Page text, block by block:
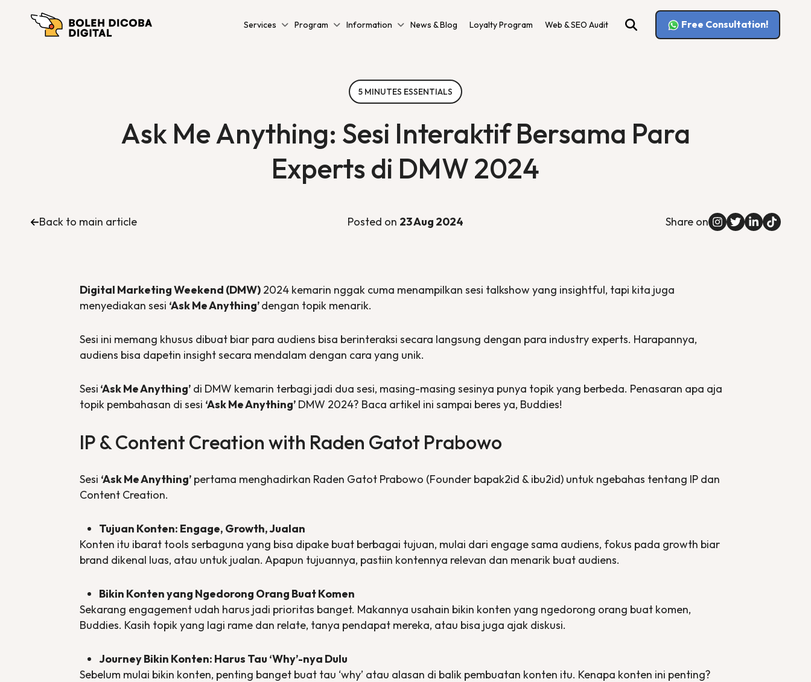
Services Program Information News & Blog Loyalty Program Web & SEO Audit Free Consultation!
5 MINUTES ESSENTIALS
Ask Me Anything: Sesi Interaktif Bersama Para
Experts di DMW 2024
Back to main article Posted on 23 Aug 2024 Share on
Digital Marketing Weekend (DMW) 2024 kemarin nggak cuma menampilkan sesi talkshow yang insightful, tapi kita juga
menyediakan sesi ‘Ask Me Anything’dengan topik menarik.
Sesi ini memang khusus dibuat biar para audiens bisa berinteraksi secara langsung dengan para industry experts. Harapannya,
audiens bisa dapetin insightsecara mendalam dengan cara yang unik.
Sesi ‘Ask Me Anything’ di DMW kemarin terbagi jadi dua sesi, masing-masing sesinya punya topik yang berbeda. Penasaran apa aja
topik pembahasan di sesi ‘Ask Me Anything’ DMW 2024? Baca artikel ini sampai beres ya, Buddies!
IP &Content Creation with Raden Gatot Prabowo
Sesi ‘Ask Me Anything’ pertama menghadirkan Raden Gatot Prabowo (Founder bapak2id & ibu2id) untuk ngebahas tentang IP dan
Content Creation.
Tujuan Konten: Engage, Growth, Jualan
Konten itu ibarat tools serbaguna yang bisa dipake buat berbagai tujuan, mulai dari engagesama audiens, fokus pada growth biar
brand dikenal luas, atau untuk jualan. Apapun tujuannya, pastiin kontennya relevan dan menarik buat audiens.
Bikin Konten yang Ngedorong Orang Buat Komen
Sekarang engagement udah harus jadi prioritas banget. Makannya usahain bikin konten yang ngedorong orang buat komen,
Buddies. Kasih topik yang lagi rame dan relate, tanya pendapat mereka, atau bisa juga ajak diskusi.
Journey Bikin Konten: Harus Tau ‘Why’-nya Dulu
Sebelum mulai bikin konten, penting banget buat tau ‘why’ atau alasan di balik pembuatan konten itu. Kenapa konten ini penting?